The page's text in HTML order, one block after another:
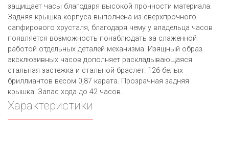
защищает часы благодаря высокой прочности материала.
Задняя крышка корпуса выполнена из сверхпрочного
сапфирового хрусталя, благодаря чему у владельца часов
появляется возможность понаблюдать за слаженной
работой отдельных деталей механизма. Изящный образ
эксклюзивных часов дополняет раскладывающаяся
стальная застежка и стальной браслет. 126 белых
бриллиантов весом 0,87 карата. Прозрачная задняя
крышка. Запас хода до 42 часов.
Характеристики